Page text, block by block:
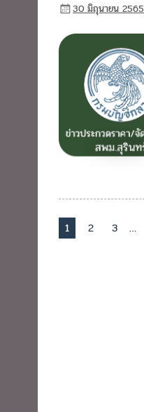
30 มิถุนายน 2565
1 2 3 …